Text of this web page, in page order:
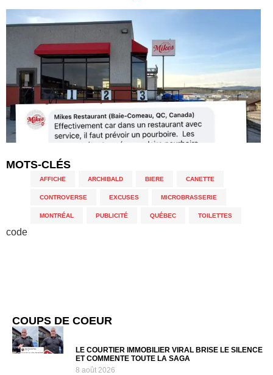
MOTS-CLÉS
AFFICHE ARCHIBALD BIERE CANETTE
CONTROVERSE EXCUSES MICROBRASSERIE
MONTRÉAL PUBLICITÉ QUÉBEC TOILETTES
code
COUPS DE COEUR
LE COURTIER IMMOBILIER VIRAL BRISE LE SILENCE
ET COMMENTE TOUTE LA SAGA
8 août 2026